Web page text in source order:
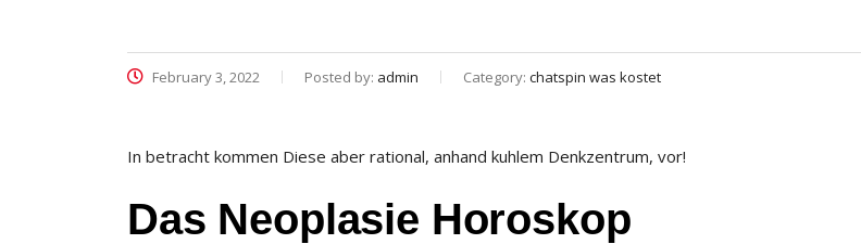
February 3, 2022 Posted by: admin Category: chatspin was kostet
In betracht kommen Diese aber rational, anhand kuhlem Denkzentrum, vor!
Das Neoplasie Horoskop